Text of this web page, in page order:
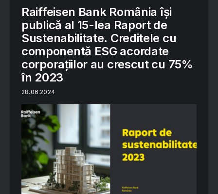
Raiffeisen Bank România își
publică al 15-lea Raport de
Sustenabilitate. Creditele cu
componentă ESG acordate
corporațiilor au crescut cu 75%
în 2023
28.06.2024